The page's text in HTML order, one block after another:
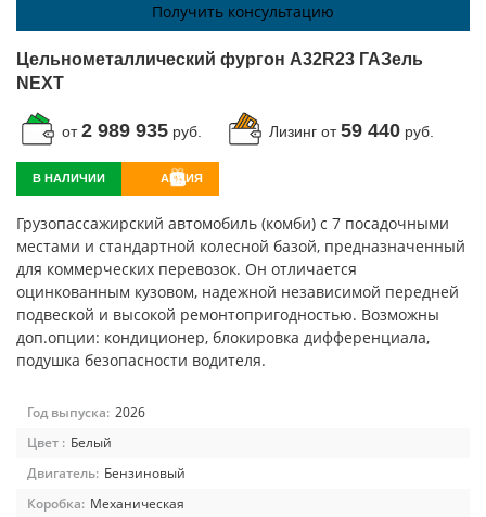
Получить консультацию
Цельнометаллический фургон A32R23 ГАЗель
NEXT
от2 989 935 руб. Лизинг от59 440 руб.
В НАЛИЧИИ АКЦИЯ
Грузопассажирский автомобиль (комби) с 7 посадочными
местами и стандартной колесной базой, предназначенный
для коммерческих перевозок. Он отличается
оцинкованным кузовом, надежной независимой передней
подвеской и высокой ремонтопригодностью. Возможны
доп.опции: кондиционер, блокировка дифференциала,
подушка безопасности водителя.
Год выпуска: 2026
Цвет : Белый
Двигатель: Бензиновый
Коробка: Механическая